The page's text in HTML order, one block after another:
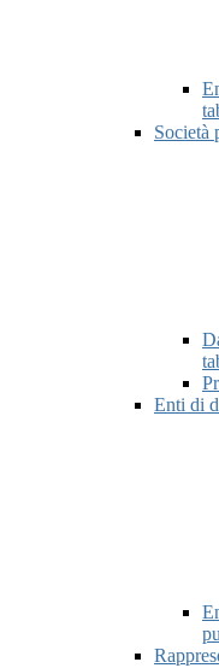
Società
Enti di